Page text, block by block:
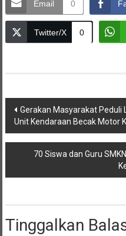
Email 0
Twitter/X 0
Navigasi
pos
Gerakan Masyarakat Peduli
Unit Kendaraan Becak Motor
70 Siswa dan Guru
Tinggalkan